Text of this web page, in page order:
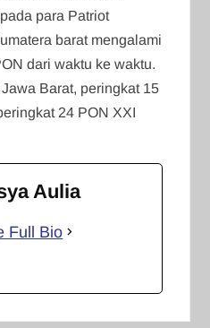
para Patriot
barat mengalami
dari waktu ke waktu.
Barat, peringkat 15
24 PON XXI
Aulia
Full Bio